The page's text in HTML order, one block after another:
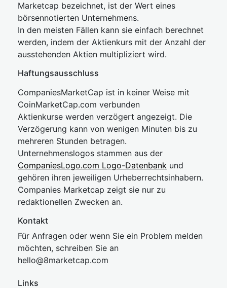
Marketcap bezeichnet, ist der Wert eines
börsennotierten Unternehmens.
In den meisten Fällen kann sie einfach berechnet
werden, indem der Aktienkurs mit der Anzahl der
ausstehenden Aktien multipliziert wird.
Haftungsausschluss
CompaniesMarketCap ist in keiner Weise mit
CoinMarketCap.com verbunden
Aktienkurse werden verzögert angezeigt. Die
Verzögerung kann von wenigen Minuten bis zu
mehreren Stunden betragen.
Unternehmenslogos stammen aus der
CompaniesLogo.com Logo-Datenbank und
gehören ihren jeweiligen Urheberrechtsinhabern.
Companies Marketcap zeigt sie nur zu
redaktionellen Zwecken an.
Kontakt
Für Anfragen oder wenn Sie ein Problem melden
möchten, schreiben Sie an
hello@8marketcap.com
Links